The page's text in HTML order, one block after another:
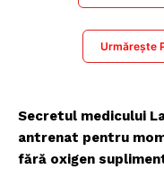
Urmărește
Secretul medicului
antrenat pentru
fără oxigen